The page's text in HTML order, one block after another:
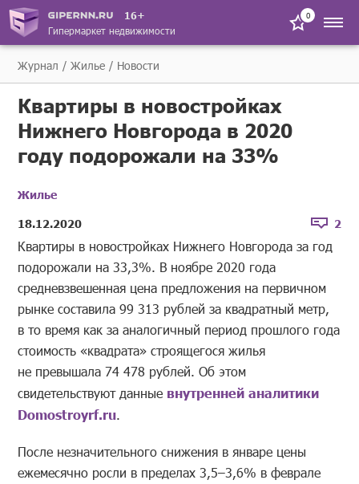
16+
Гипермаркет недвижимости
0
Журнал Жилье Новости
Квартиры в новостройках
Нижнего Новгорода в 2020
году подорожали на 33%
Жилье
18.12.2020
2
Квартиры в новостройках Нижнего Новгорода за год
подорожали на 33,3%. В ноябре 2020 года
средневзвешенная цена предложения на первичном
рынке составила 99 313 рублей за квадратный метр,
в то время как за аналогичный период прошлого года
стоимость «квадрата» строящегося жилья
не превышала 74 478 рублей. Об этом
свидетельствуют данные внутренней аналитики
Domostroyrf.ru.
После незначительного снижения в январе цены
ежемесячно росли в пределах 3,5–3,6% в феврале